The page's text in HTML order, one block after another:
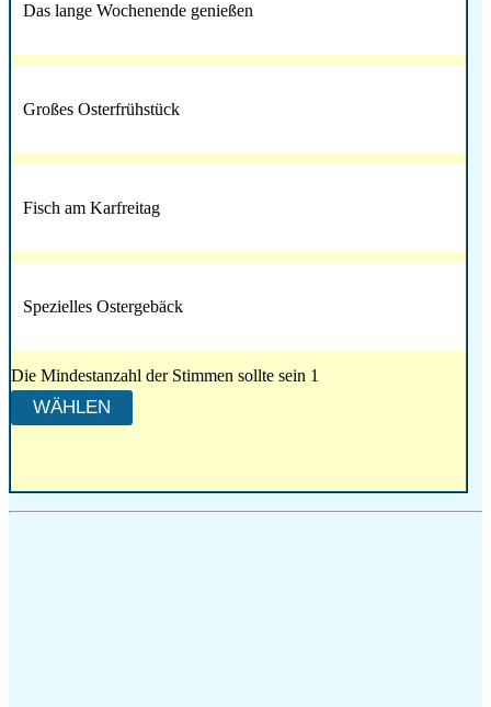
Das lange Wochenende genießen
Großes Osterfrühstück
Fisch am Karfreitag
Spezielles Ostergebäck
Die Mindestanzahl der Stimmen sollte sein 1